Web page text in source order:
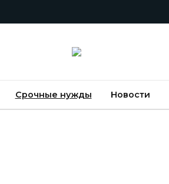
Срочные нужды Новости